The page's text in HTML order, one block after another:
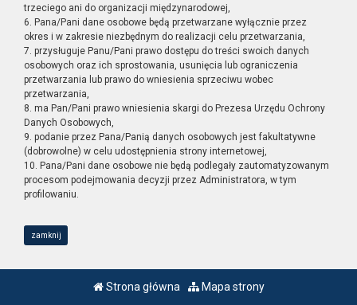
trzeciego ani do organizacji międzynarodowej,
6. Pana/Pani dane osobowe będą przetwarzane wyłącznie przez
okres i w zakresie niezbędnym do realizacji celu przetwarzania,
7. przysługuje Panu/Pani prawo dostępu do treści swoich danych
osobowych oraz ich sprostowania, usunięcia lub ograniczenia
przetwarzania lub prawo do wniesienia sprzeciwu wobec
przetwarzania,
8. ma Pan/Pani prawo wniesienia skargi do Prezesa Urzędu Ochrony
Danych Osobowych,
9. podanie przez Pana/Panią danych osobowych jest fakultatywne
(dobrowolne) w celu udostępnienia strony internetowej,
10. Pana/Pani dane osobowe nie będą podlegały zautomatyzowanym
procesom podejmowania decyzji przez Administratora, w tym
profilowaniu.
zamknij
Strona główna Mapa strony